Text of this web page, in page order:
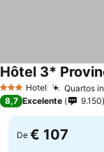
3 EstrelasHotel Quartos
Hôtel 3*
8,7 Excelente 9.150
De € 107